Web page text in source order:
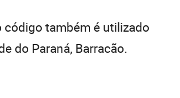
código também é utilizado
do Paraná, Barracão.